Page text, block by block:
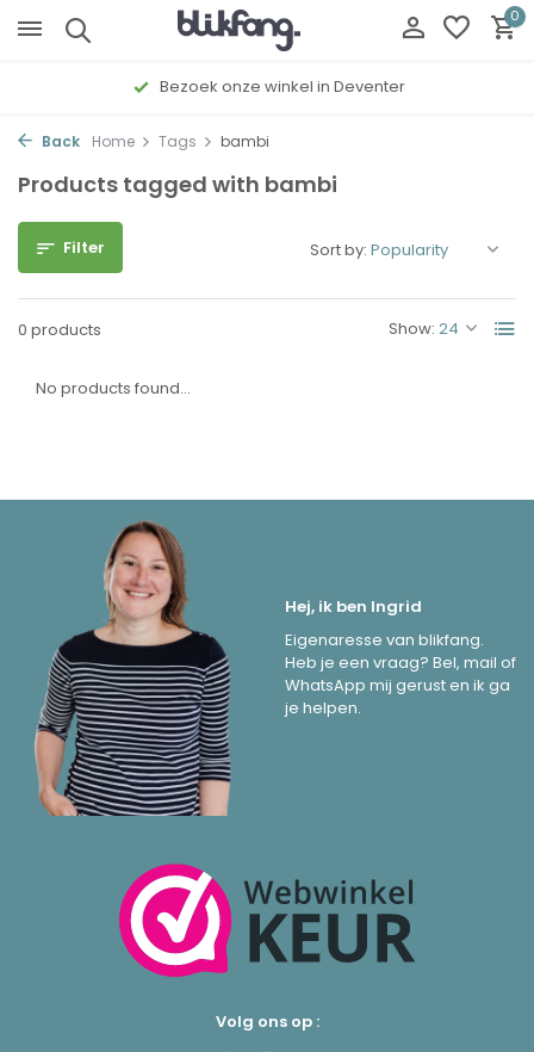
0
Bezoek onze winkel in Deventer
Back Home Tags bambi
Products tagged with bambi
Filter
0 products Show:
Sort by:
No products found...
Hej, ik ben Ingrid
Eigenaresse van blikfang.
Heb je een vraag? Bel, mail of
WhatsApp mij gerust en ik ga
je helpen.
Volg ons op :